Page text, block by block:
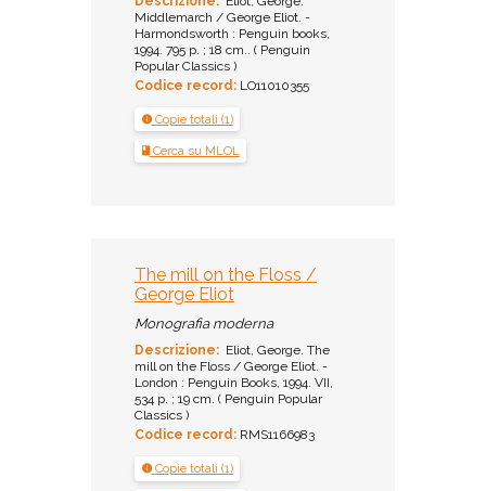
Middlemarch / George Eliot. -
Harmondsworth : Penguin books,
1994. 795 p. ; 18 cm.. ( Penguin
Popular Classics )
Codice record: LO11010355
Copie totali (1)
Cerca su MLOL
The mill on the Floss /
George Eliot
Monografia moderna
Descrizione: Eliot, George. The
mill on the Floss / George Eliot. -
London : Penguin Books, 1994. VII,
534 p. ; 19 cm. ( Penguin Popular
Classics )
Codice record: RMS1166983
Copie totali (1)